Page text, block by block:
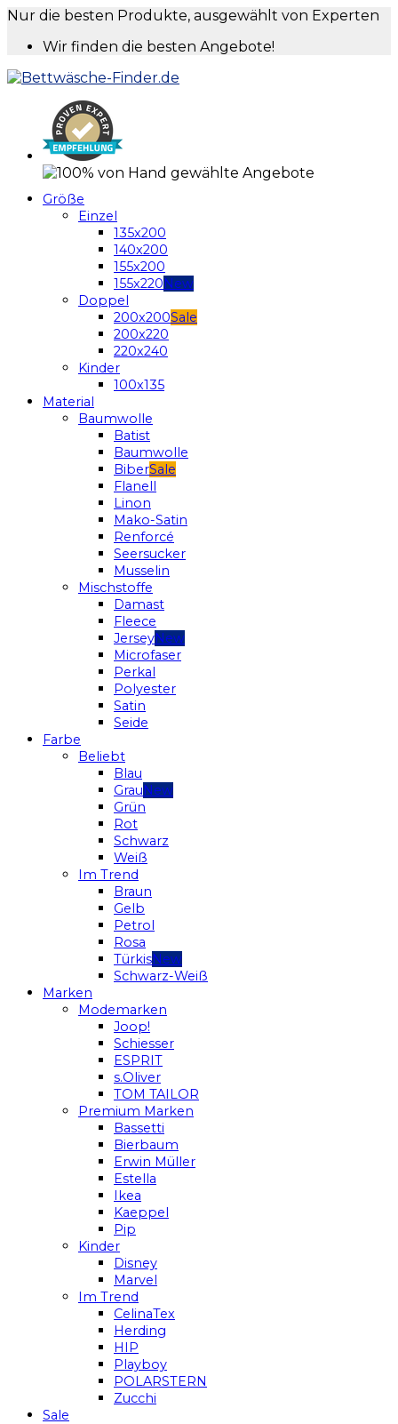
Nur die besten Produkte, ausgewählt von Experten
Wir finden die besten Angebote!
Größe
Einzel
135x200
140x200
155x200
155x220
Doppel
200x200
200x220
220x240
Kinder
100x135
Material
Baumwolle
Batist
Baumwolle
Biber
Flanell
Linon
Mako-Satin
Renforcé
Seersucker
Musselin
Mischstoffe
Damast
Fleece
Jersey
Microfaser
Perkal
Polyester
Satin
Seide
Farbe
Beliebt
Blau
Grau
Grün
Rot
Schwarz
Weiß
Im Trend
Braun
Gelb
Petrol
Rosa
Türkis
Schwarz-Weiß
Marken
Modemarken
Joop!
Schiesser
ESPRIT
s.Oliver
TOM TAILOR
Premium Marken
Bassetti
Bierbaum
Erwin Müller
Estella
Ikea
Kaeppel
Pip
Kinder
Disney
Marvel
Im Trend
CelinaTex
Herding
HIP
Playboy
POLARSTERN
Zucchi
Sale